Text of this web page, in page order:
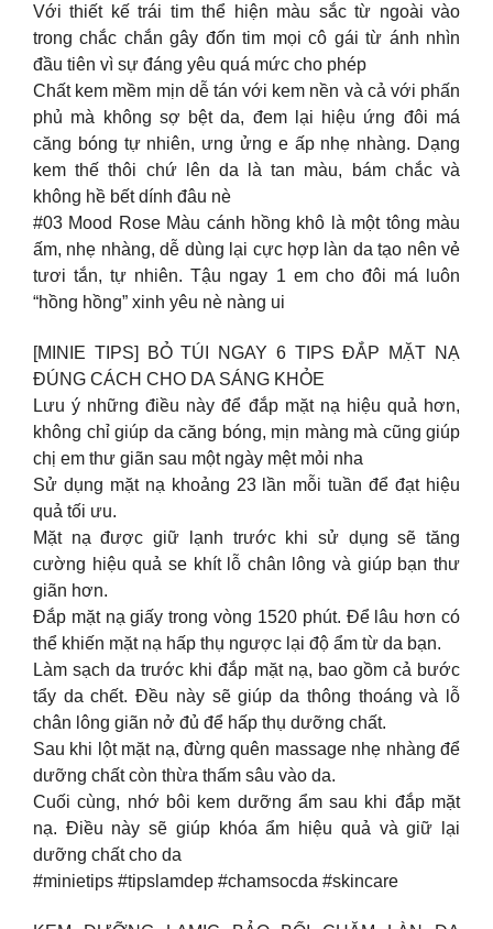
Với thiết kế trái tim thể hiện màu sắc từ ngoài vào
trong chắc chắn gây đốn tim mọi cô gái từ ánh nhìn
đầu tiên vì sự đáng yêu quá mức cho phép
Chất kem mềm mịn dễ tán với kem nền và cả với phấn
phủ mà không sợ bệt da, đem lại hiệu ứng đôi má
căng bóng tự nhiên, ưng ửng e ấp nhẹ nhàng. Dạng
kem thế thôi chứ lên da là tan màu, bám chắc và
không hề bết dính đâu nè
#03 Mood Rose Màu cánh hồng khô là một tông màu
ấm, nhẹ nhàng, dễ dùng lại cực hợp làn da tạo nên vẻ
tươi tắn, tự nhiên. Tậu ngay 1 em cho đôi má luôn
“hồng hồng” xinh yêu nè nàng ui
[MINIE TIPS] BỎ TÚI NGAY 6 TIPS ĐẮP MẶT NẠ
ĐÚNG CÁCH CHO DA SÁNG KHỎE
Lưu ý những điều này để đắp mặt nạ hiệu quả hơn,
không chỉ giúp da căng bóng, mịn màng mà cũng giúp
chị em thư giãn sau một ngày mệt mỏi nha
Sử dụng mặt nạ khoảng 23 lần mỗi tuần để đạt hiệu
quả tối ưu.
Mặt nạ được giữ lạnh trước khi sử dụng sẽ tăng
cường hiệu quả se khít lỗ chân lông và giúp bạn thư
giãn hơn.
Đắp mặt nạ giấy trong vòng 1520 phút. Để lâu hơn có
thể khiến mặt nạ hấp thụ ngược lại độ ẩm từ da bạn.
Làm sạch da trước khi đắp mặt nạ, bao gồm cả bước
tẩy da chết. Đều này sẽ giúp da thông thoáng và lỗ
chân lông giãn nở đủ để hấp thụ dưỡng chất.
Sau khi lột mặt nạ, đừng quên massage nhẹ nhàng để
dưỡng chất còn thừa thấm sâu vào da.
Cuối cùng, nhớ bôi kem dưỡng ẩm sau khi đắp mặt
nạ. Điều này sẽ giúp khóa ẩm hiệu quả và giữ lại
dưỡng chất cho da
#minietips #tipslamdep #chamsocda #skincare